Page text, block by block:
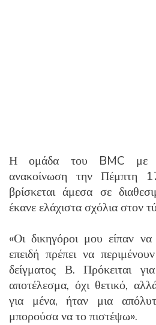
Η ομάδα του BMC με
ανακοίνωση την Πέμπτη
βρίσκεται άμεσα σε
έκανε ελάχιστα σχόλια στον
«Οι δικηγόροι μου είπαν
επειδή πρέπει να
δείγματος Β. Πρόκειται
αποτέλεσμα, όχι θετικό,
για μένα, ήταν μια
μπορούσα να το πιστέψω».